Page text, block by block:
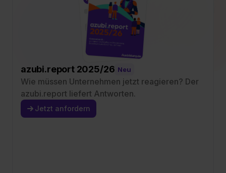
azubi.report 2025/26 Neu
Wie müssen Unternehmen jetzt reagieren? Der
azubi.report liefert Antworten.
Jetzt anfordern